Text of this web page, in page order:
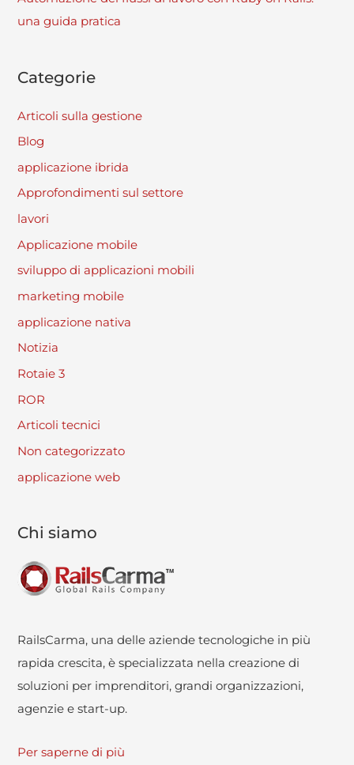
una guida pratica
Categorie
Articoli sulla gestione
Blog
applicazione ibrida
Approfondimenti sul settore
lavori
Applicazione mobile
sviluppo di applicazioni mobili
marketing mobile
applicazione nativa
Notizia
Rotaie 3
ROR
Articoli tecnici
Non categorizzato
applicazione web
Chi siamo
RailsCarma, una delle aziende tecnologiche in più
rapida crescita, è specializzata nella creazione di
soluzioni per imprenditori, grandi organizzazioni,
agenzie e start-up.
Per saperne di più